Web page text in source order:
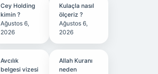
Cey Holding
kimin ?
Ağustos 6,
2026
Kulaçla nasıl
ölçeriz ?
Ağustos 6,
2026
Avcılık
belgesi vizesi
Allah Kuranı
neden